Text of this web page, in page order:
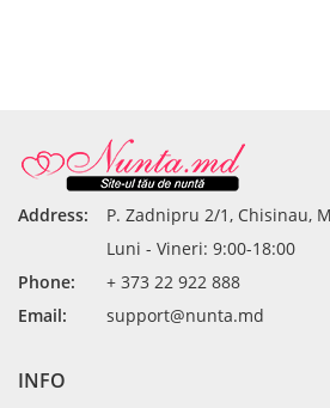
Address:
P. Zadnipru 2/1, Chisinau,
Luni - Vineri: 9:00-18:00
Phone:
+ 373 22 922 888
Email:
support@nunta.md
INFO